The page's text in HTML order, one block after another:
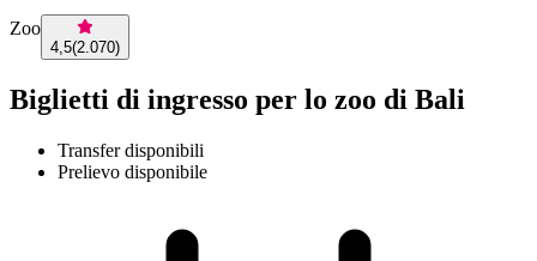
Zoo
4,5(2.070)
Biglietti di ingresso per lo zoo di Bali
Transfer disponibili
Prelievo disponibile